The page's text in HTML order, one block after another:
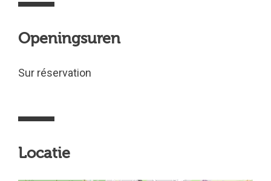
Openingsuren
Sur réservation
Locatie